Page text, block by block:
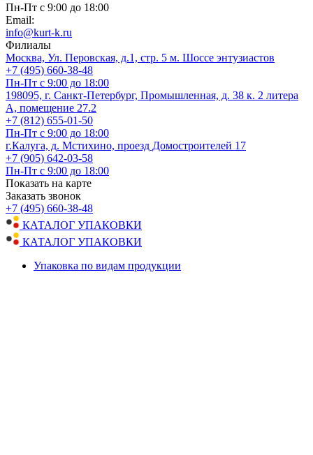
Пн-Пт с 9:00 до 18:00
Email:
info@kurt-k.ru
Филиалы
Москва, Ул. Перовская, д.1, стр. 5 м. Шоссе энтузиастов
+7 (495) 660-38-48
Пн-Пт с 9:00 до 18:00
198095, г. Санкт-Петербург, Промышленная, д. 38 к. 2 литера
А, помещение 27.2
+7 (812) 655-01-50
Пн-Пт с 9:00 до 18:00
г.Калуга, д. Мстихино, проезд Домостроителей 17
+7 (905) 642-03-58
Пн-Пт с 9:00 до 18:00
Показать на карте
Заказать звонок
+7 (495) 660-38-48
КАТАЛОГ УПАКОВКИ
КАТАЛОГ УПАКОВКИ
Упаковка по видам продукции